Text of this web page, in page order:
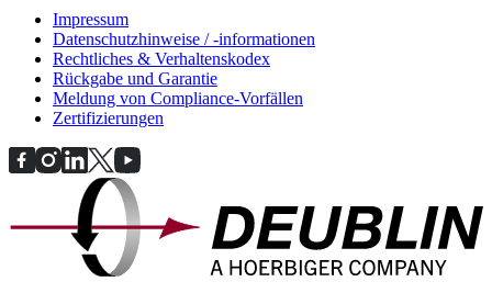
Impressum
Datenschutzhinweise / -informationen
Rechtliches & Verhaltenskodex
Rückgabe und Garantie
Meldung von Compliance-Vorfällen
Zertifizierungen